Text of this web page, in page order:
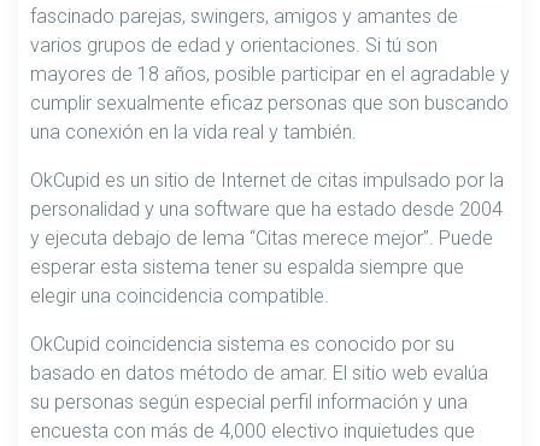
fascinado parejas, swingers, amigos y amantes de
varios grupos de edad y orientaciones. Si tú son
mayores de 18 años, posible participar en el agradable y
cumplir sexualmente eficaz personas que son buscando
una conexión en la vida real y también.
OkCupid es un sitio de Internet de citas impulsado por la
personalidad y una software que ha estado desde 2004
y ejecuta debajo de lema “Citas merece mejor”. Puede
esperar esta sistema tener su espalda siempre que
elegir una coincidencia compatible.
OkCupid coincidencia sistema es conocido por su
basado en datos método de amar. El sitio web evalúa
su personas según especial perfil información y una
encuesta con más de 4,000 electivo inquietudes que